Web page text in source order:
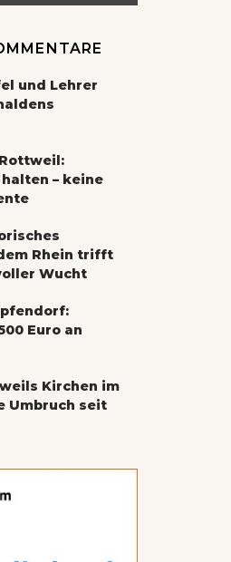
und Lehrer
– keine
Rhein trifft
Wucht
Euro an
Kirchen im
Umbruch seit